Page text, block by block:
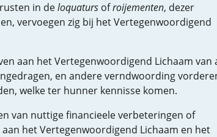
in deloquatursofroijementen, dezer
vervoegen zig bij het Vertegenwoordigend
aan het Vertegenwoordigend Lichaam van
en andere verndwoording
welke ter hunner kennisse komen.
van nuttige financieele verbeteringen of
het Vertegenwoordigend Lichaam en het